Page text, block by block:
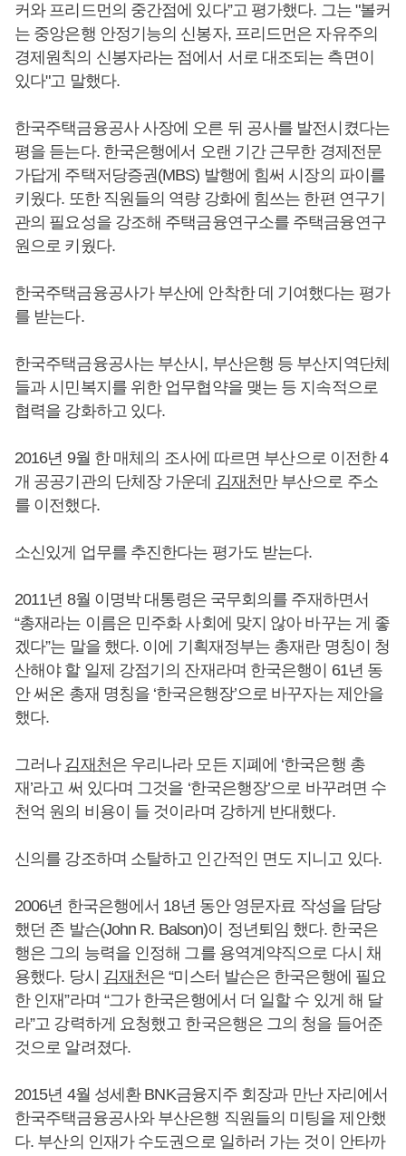
커와 프리드먼의 중간점에 있다”고 평가했다. 그는 "볼커
는 중앙은행 안정기능의 신봉자, 프리드먼은 자유주의
경제원칙의 신봉자라는 점에서 서로 대조되는 측면이
있다"고 말했다.
한국주택금융공사 사장에 오른 뒤 공사를 발전시켰다는
평을 듣는다. 한국은행에서 오랜 기간 근무한 경제전문
가답게 주택저당증권(MBS) 발행에 힘써 시장의 파이를
키웠다. 또한 직원들의 역량 강화에 힘쓰는 한편 연구기
관의 필요성을 강조해 주택금융연구소를 주택금융연구
원으로 키웠다.
한국주택금융공사가 부산에 안착한 데 기여했다는 평가
를 받는다.
한국주택금융공사는 부산시, 부산은행 등 부산지역단체
들과 시민복지를 위한 업무협약을 맺는 등 지속적으로
협력을 강화하고 있다.
2016년 9월 한 매체의 조사에 따르면 부산으로 이전한 4
개 공공기관의 단체장 가운데 김재천만 부산으로 주소
를 이전했다.
소신있게 업무를 추진한다는 평가도 받는다.
2011년 8월 이명박 대통령은 국무회의를 주재하면서
“총재라는 이름은 민주화 사회에 맞지 않아 바꾸는 게 좋
겠다”는 말을 했다. 이에 기획재정부는 총재란 명칭이 청
산해야 할 일제 강점기의 잔재라며 한국은행이 61년 동
안 써온 총재 명칭을 ‘한국은행장’으로 바꾸자는 제안을
했다.
그러나 김재천은 우리나라 모든 지폐에 ‘한국은행 총
재’라고 써 있다며 그것을 ‘한국은행장’으로 바꾸려면 수
천억 원의 비용이 들 것이라며 강하게 반대했다.
신의를 강조하며 소탈하고 인간적인 면도 지니고 있다.
2006년 한국은행에서 18년 동안 영문자료 작성을 담당
했던 존 발슨(John R. Balson)이 정년퇴임 했다. 한국은
행은 그의 능력을 인정해 그를 용역계약직으로 다시 채
용했다. 당시 김재천은 “미스터 발슨은 한국은행에 필요
한 인재”라며 “그가 한국은행에서 더 일할 수 있게 해 달
라”고 강력하게 요청했고 한국은행은 그의 청을 들어준
것으로 알려졌다.
2015년 4월 성세환 BNK금융지주 회장과 만난 자리에서
한국주택금융공사와 부산은행 직원들의 미팅을 제안했
다. 부산의 인재가 수도권으로 일하러 가는 것이 안타까